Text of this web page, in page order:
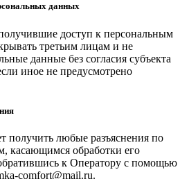
данных
доступ к персональным
третьим лицам и не
данные без согласия субъекта
иное не предусмотрено
получить любые разъяснения по
касающимся обработки его
к Оператору с помощью
comfort@mail.ru.